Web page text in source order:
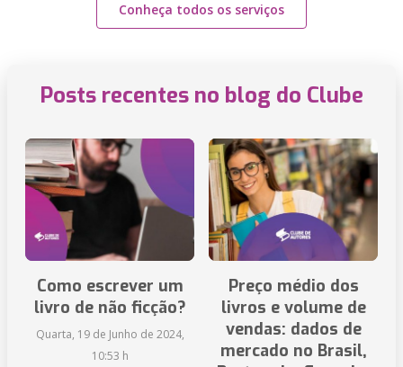
Conheça todos os serviços
Posts recentes no blog do Clube
Como escrever um
livro de não ficção?
Quarta, 19 de Junho de 2024,
10:53 h
Preço médio dos
livros e volume de
vendas: dados de
mercado no Brasil,